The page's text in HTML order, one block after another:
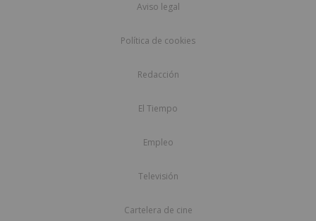
Aviso legal
Política de cookies
Redacción
El Tiempo
Empleo
Televisión
Cartelera de cine